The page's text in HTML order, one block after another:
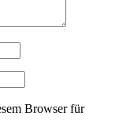
Browser für